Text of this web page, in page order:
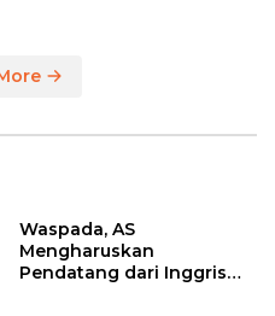
Waspada, AS
Mengharuskan
Pendatang dari Inggris